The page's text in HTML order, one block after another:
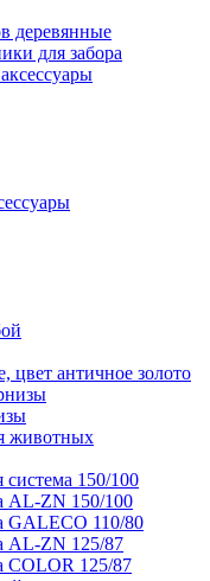
деревянные
для забора
цвет античное золото
животных
система 150/100
AL-ZN 150/100
GALECO 110/80
AL-ZN 125/87
COLOR 125/87